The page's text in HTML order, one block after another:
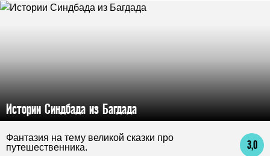
Истории Синдбада из Багдада
3,0
Фантазия на тему великой сказки про
путешественника.